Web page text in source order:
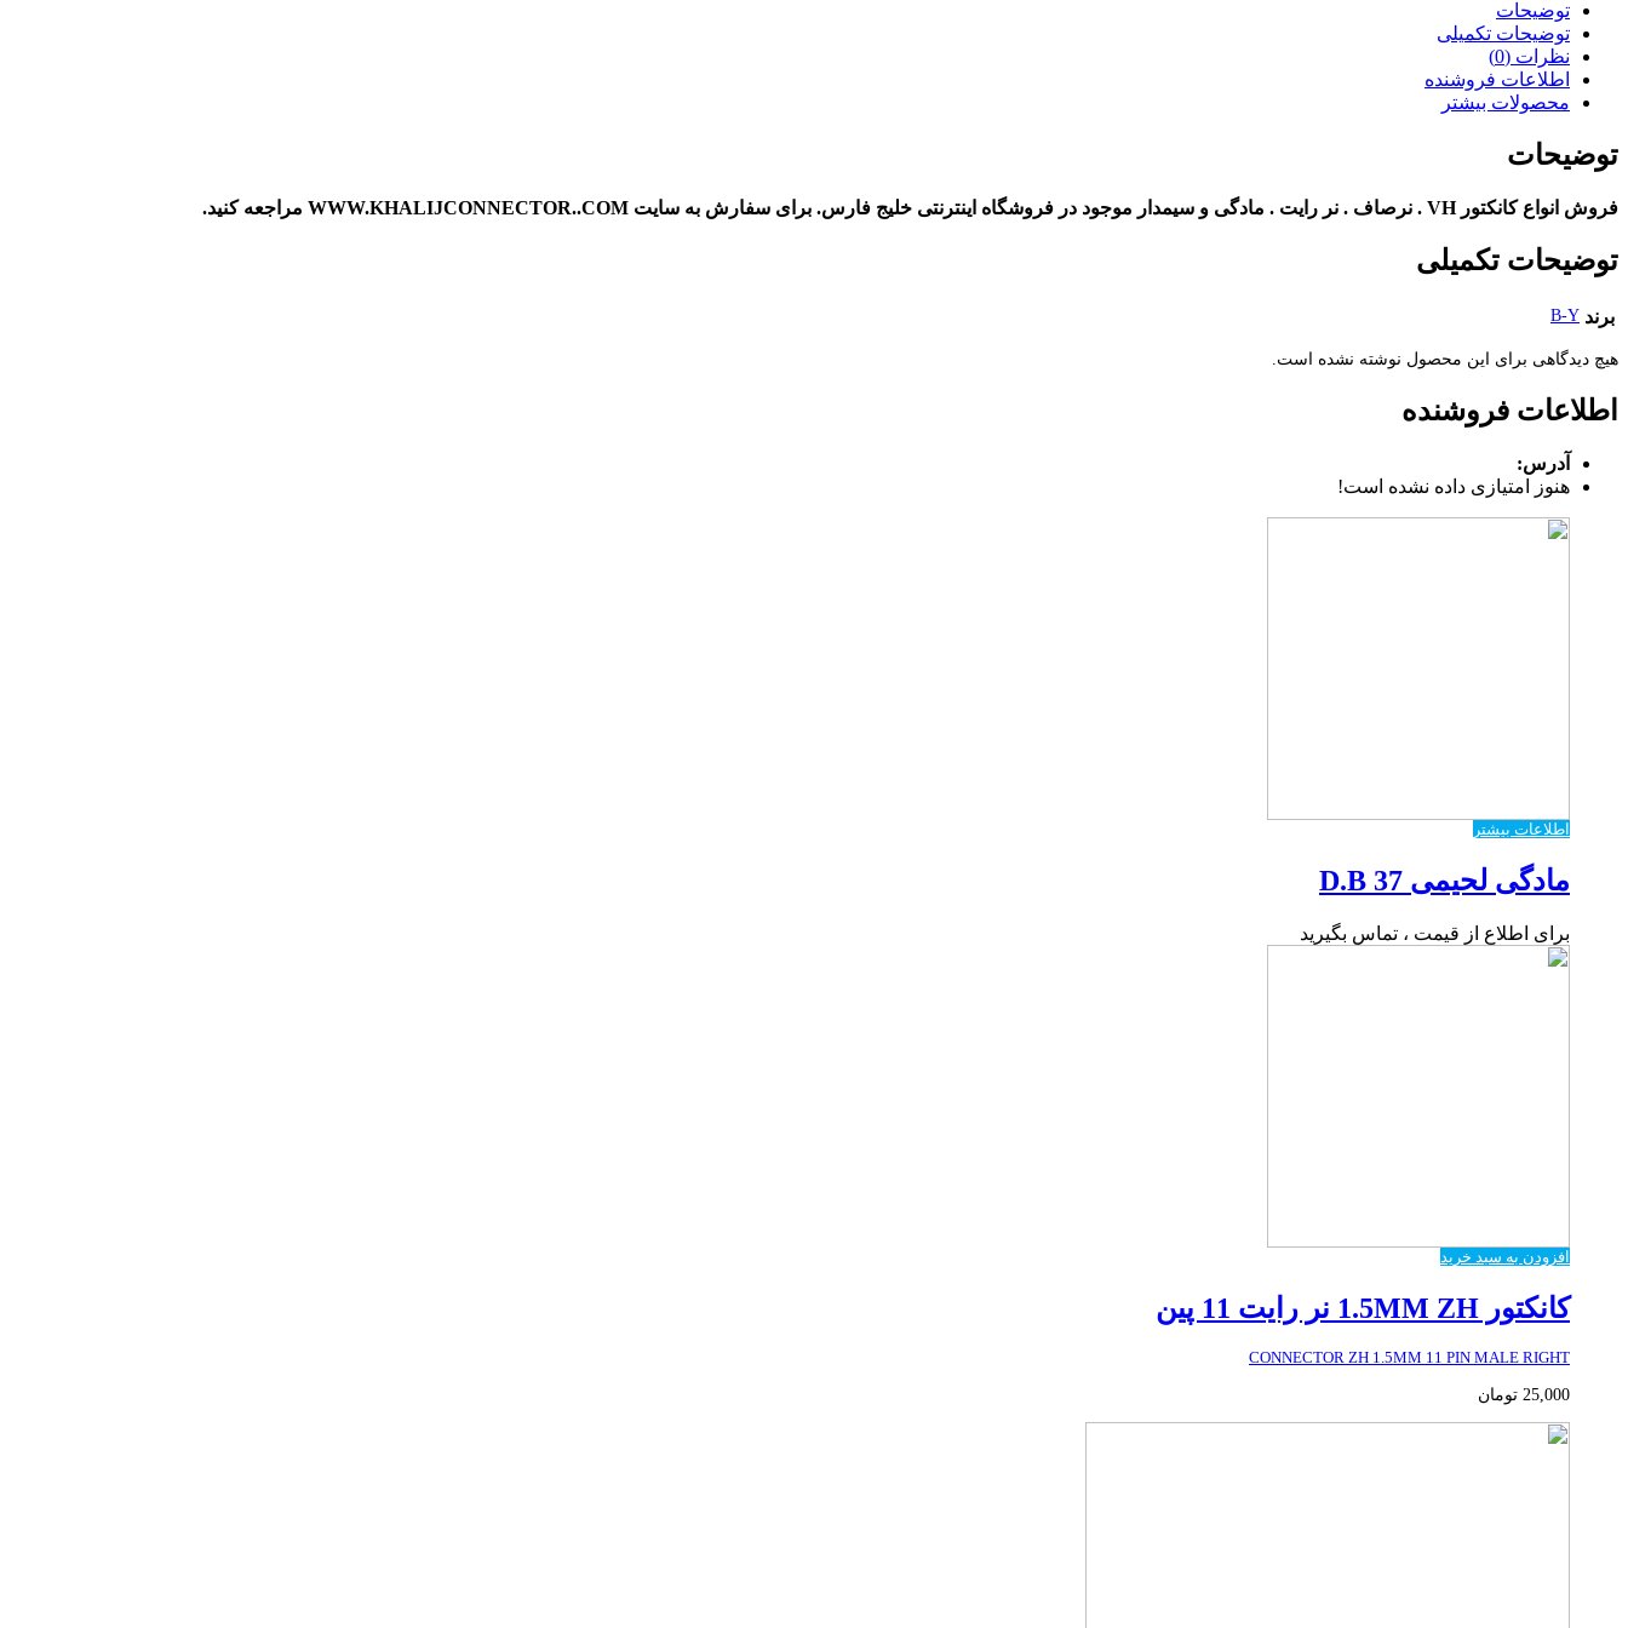
توضیحات
توضیحات تکمیلی
نظرات (0)
اطلاعات فروشنده
محصولات بیشتر
توضیحات
فروش انواع کانکتور VH . نرصاف . نر رایت . مادگی و سیمدار موجود در فروشگاه اینترنتی خلیج فارس. برای سفارش به سایت WWW.KHALIJCONNECTOR..COM مراجعه کنید.
توضیحات تکمیلی
برند B-Y
هیچ دیدگاهی برای این محصول نوشته نشده است.
اطلاعات فروشنده
آدرس:
هنوز امتیازی داده نشده است!
اطلاعات بیشتر
مادگی لحیمی D.B 37
برای اطلاع از قیمت ، تماس بگیرید
افزودن به سبد خرید
کانکتور 1.5MM ZH نر رایت 11 پین
CONNECTOR ZH 1.5MM 11 PIN MALE RIGHT
25,000 تومان